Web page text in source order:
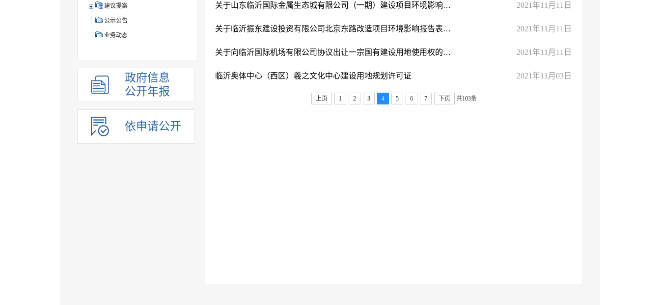
建议提案
公示公告
业务动态
政府信息
公开年报
依申请公开
关于山东临沂国际金属生态城有限公司（一期）建设项目环境影响报告表的批复 2021年11月11日
关于临沂振东建设投资有限公司北京东路改造项目环境影响报告表告知承诺 ... 2021年11月11日
关于向临沂国际机场有限公司协议出让一宗国有建设用地使用权的批复 2021年11月11日
临沂奥体中心（西区）羲之文化中心建设用地规划许可证 2021年11月03日
上页 1 2 3 4 5 6 7 下页 共103条